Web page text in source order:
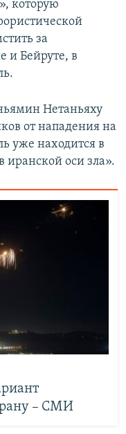
которую
за
и Бейруте, в
Нетаньяху
от нападения на
уже находится в
иранской оси зла».
– СМИ